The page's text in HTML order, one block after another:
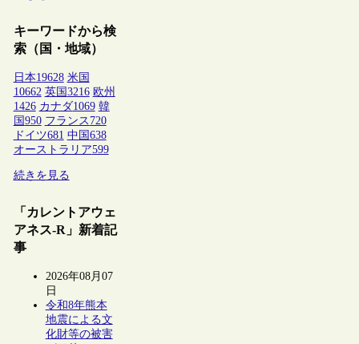
キーワードから検
索（国・地域）
日本19628 米国
10662 英国 3216 欧州
1426 カナダ1069 韓
国 950 フランス 720
ドイツ681 中国 638
オーストラリア599
続きを見る
「カレントアウェ
アネス-R」新着記
事
2026年08月07
日
令和8年熊本
地震による文
化財等の被害